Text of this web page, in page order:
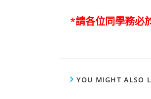
*請各位同學務必
YOU MIGHT ALSO